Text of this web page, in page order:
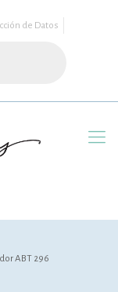
de Datos
ABT 296